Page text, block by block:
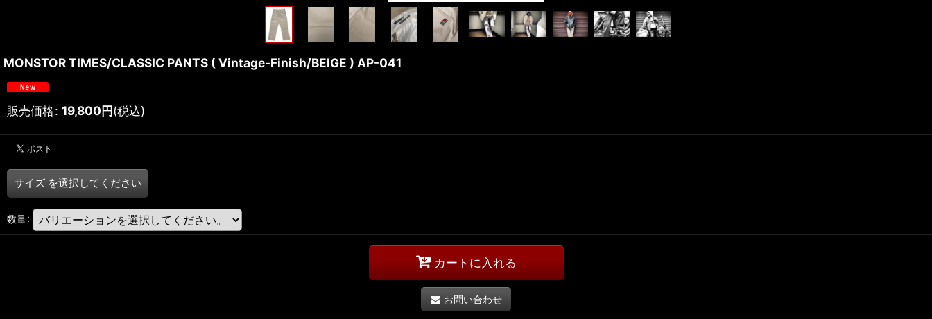
MONSTOR TIMES/CLASSIC PANTS ( Vintage-Finish/BEIGE ) AP-041
販売価格: 19,800円(税込)
サイズ を選択してください
数量:
カートに入れる
お問い合わせ